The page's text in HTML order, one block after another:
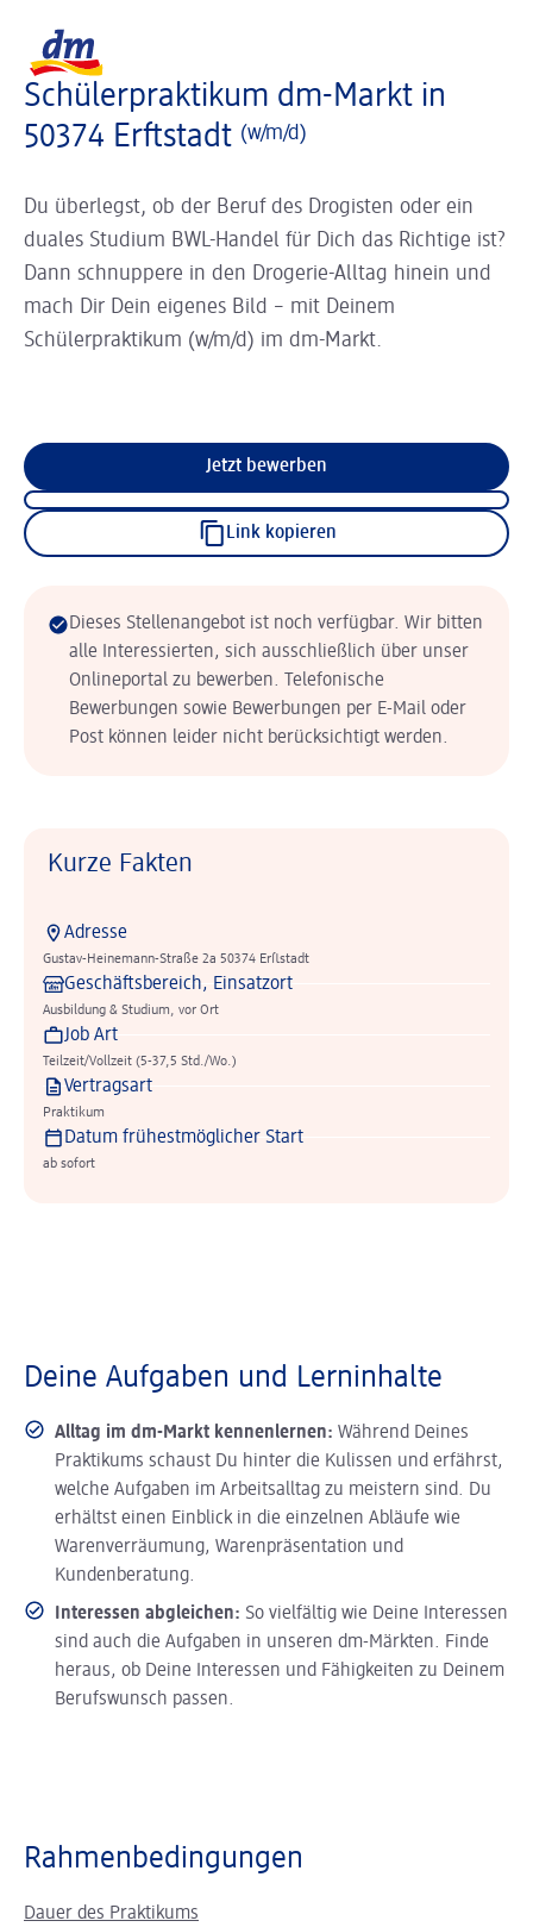
Schülerpraktikum dm-Markt in
50374 Erftstadt (w/m/d)
Du überlegst, ob der Beruf des Drogisten oder ein
duales Studium BWL-Handel für Dich das Richtige ist?
Dann schnuppere in den Drogerie-Alltag hinein und
mach Dir Dein eigenes Bild – mit Deinem
Schülerpraktikum (w/m/d) im dm-Markt.
Jetzt bewerben
Link kopieren
Dieses Stellenangebot ist noch verfügbar. Wir bitten
alle Interessierten, sich ausschließlich über unser
Onlineportal zu bewerben. Telefonische
Bewerbungen sowie Bewerbungen per E-Mail oder
Post können leider nicht berücksichtigt werden.
Kurze Fakten
Adresse
Gustav-Heinemann-Straße 2a 50374 Erftstadt
Geschäftsbereich, Einsatzort
Ausbildung & Studium, vor Ort
Job Art
Teilzeit/Vollzeit (5-37,5 Std./Wo.)
Vertragsart
Praktikum
Datum frühestmöglicher Start
ab sofort
Deine Aufgaben und Lerninhalte
Alltag im dm-Markt kennenlernen: Während Deines
Praktikums schaust Du hinter die Kulissen und erfährst,
welche Aufgaben im Arbeitsalltag zu meistern sind. Du
erhältst einen Einblick in die einzelnen Abläufe wie
Warenverräumung, Warenpräsentation und
Kundenberatung.
Interessen abgleichen: So vielfältig wie Deine Interessen
sind auch die Aufgaben in unseren dm-Märkten. Finde
heraus, ob Deine Interessen und Fähigkeiten zu Deinem
Berufswunsch passen.
Rahmenbedingungen
Dauer des Praktikums